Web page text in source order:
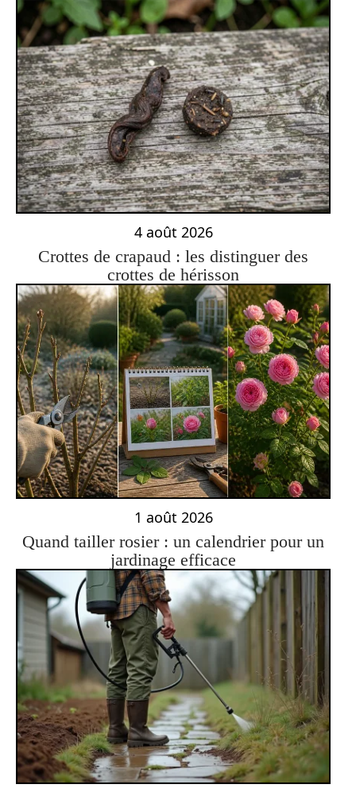
4 août 2026
Crottes de crapaud : les distinguer des
crottes de hérisson
1 août 2026
Quand tailler rosier : un calendrier pour un
jardinage efficace